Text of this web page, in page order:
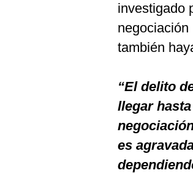
investigado
también
“El delito
llegar
es